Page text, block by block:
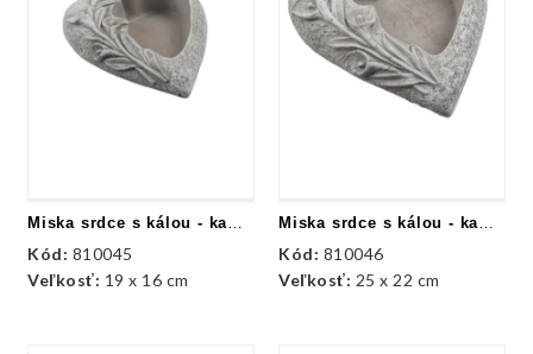
Miska srdce s kálou - kameň
Kód: 810045
Veľkosť: 19 x 16 cm
Miska srdce s kálou - kameň
Kód: 810046
Veľkosť: 25 x 22 cm